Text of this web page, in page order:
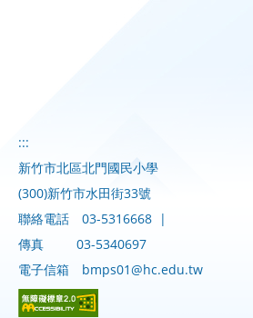
:::
新竹市北區北門國民小學
(300)新竹市水田街33號
聯絡電話
03-5316668 |
傳真
03-5340697
電子信箱
bmps01@hc.edu.tw